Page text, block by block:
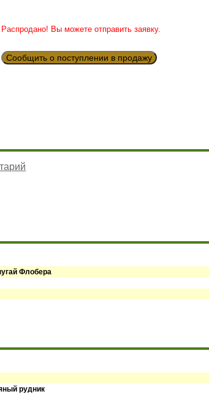
Распродано! Вы можете отправить заявку.
Сообщить о поступлении в продажу
Флобера
рудник